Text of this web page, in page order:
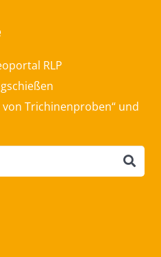
RLP
Trichinenproben“ und